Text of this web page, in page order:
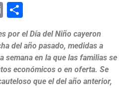
Email
por el Día del Niño cayeron
del año pasado, medidas a
semana en la que las familias se
económicos o en oferta. Se
que el del año anterior,